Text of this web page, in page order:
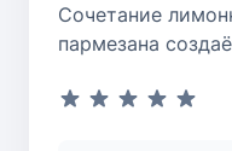
Сочетание
пармезана